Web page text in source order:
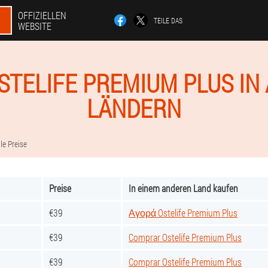
OFFIZIELLEN
WEBSITE
TEILE DAS
PREMIUM PLUS IN
LÄNDERN
Preise
Preise
In einem anderen Land kaufen
€39
Αγορά Ostelife Premium Plus
€39
Comprar Ostelife Premium Plus
€39
Comprar Ostelife Premium Plus